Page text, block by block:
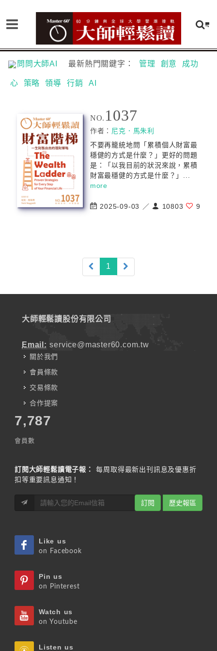
問問大師AI 最新熱門關鍵字： 管理 創意 成功
心 策略 領導 行銷 AI
NO. 1037
作者： 尼克．馬朱利
不要再籠統地問「累積個人財富最
穩健的方式是什麼？」更好的問題
是：「以我目前的狀況來說，累積
財富最穩健的方式是什麼？」...
more
2025-09-03 ／ 10803 9
1 (current)
大師輕鬆讀股份有限公司
Email: service@master60.com.tw
關於我們
會員條款
交易條款
合作提案
7,787
會員數
訂閱大師輕鬆讀電子報：
每周取得最新出刊訊息及優惠折
扣等重要訊息通知！
訂閱 歷史報區
Like us
on Facebook
Pin us
on Pinterest
Watch us
on Youtube
Listen us